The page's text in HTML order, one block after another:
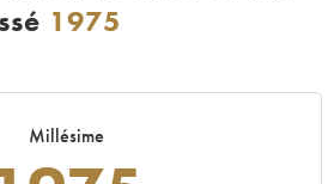
1975
Millésime